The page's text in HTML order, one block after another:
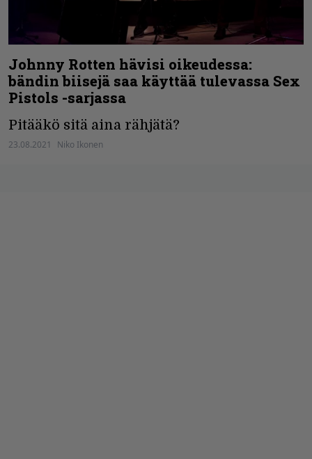
Johnny Rotten hävisi oikeudessa:
bändin biisejä saa käyttää tulevassa Sex
Pistols -sarjassa
Pitääkö sitä aina rähjätä?
23.08.2021 Niko Ikonen